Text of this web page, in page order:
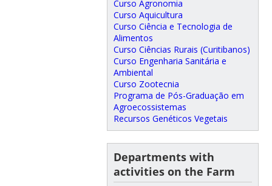
Curso Agronomia
Curso Aquicultura
Curso Ciência e Tecnologia de
Alimentos
Curso Ciências Rurais (Curitibanos)
Curso Engenharia Sanitária e
Ambiental
Curso Zootecnia
Programa de Pós-Graduação em
Agroecossistemas
Recursos Genéticos Vegetais
Departments with
activities on the Farm